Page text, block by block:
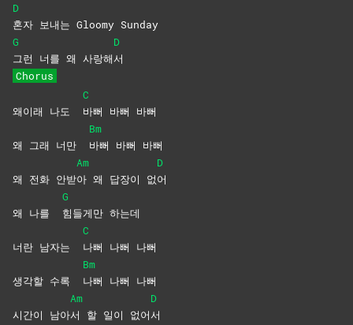
D
혼자 보내는 Gloomy Sunday
G
그런 너를 왜 사랑해
D
서
Chorus
왜이래 나도
C
바뻐 바뻐 바뻐
왜 그래 너만
Bm
바뻐 바뻐 바뻐
왜 전화 안받
Am
아 왜 답장이 없
D
어
왜 나를
G
힘들게만 하는데
너란 남자는
C
나뻐 나뻐 나뻐
생각할 수록
Bm
나뻐 나뻐 나뻐
시간이 남아
Am
서 할 일이 없어
D
서